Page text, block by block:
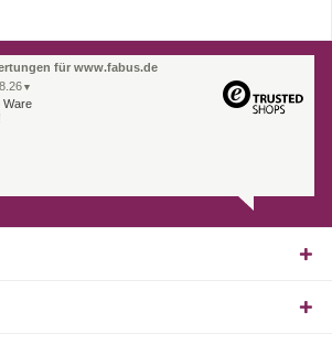
für www.fabus.de
▼
Ware